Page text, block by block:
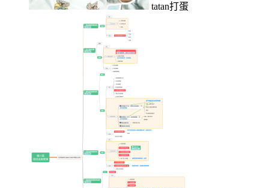
tatan打蛋